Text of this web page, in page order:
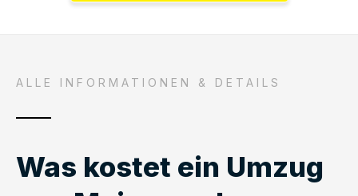
ALLE INFORMATIONEN & DETAILS
Was kostet ein Umzug